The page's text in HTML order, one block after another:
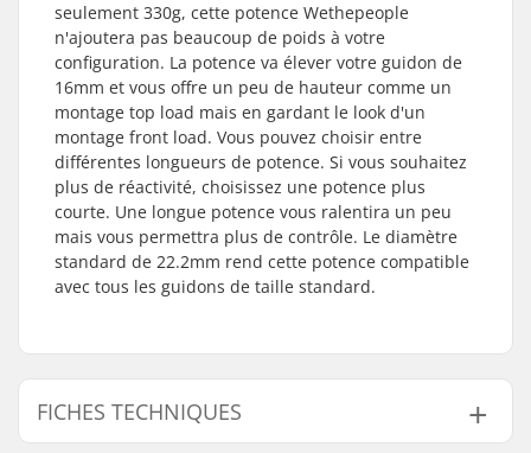
seulement 330g, cette potence Wethepeople
n'ajoutera pas beaucoup de poids à votre
configuration. La potence va élever votre guidon de
16mm et vous offre un peu de hauteur comme un
montage top load mais en gardant le look d'un
montage front load. Vous pouvez choisir entre
différentes longueurs de potence. Si vous souhaitez
plus de réactivité, choisissez une potence plus
courte. Une longue potence vous ralentira un peu
mais vous permettra plus de contrôle. Le diamètre
standard de 22.2mm rend cette potence compatible
avec tous les guidons de taille standard.
FICHES TECHNIQUES